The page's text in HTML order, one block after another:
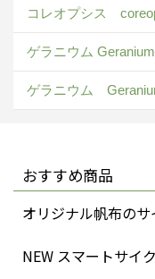
コレオプシス
ゲラニウム
ゲラニウム
おすすめ商品
オリジナル帆布の
NEW スマートサイ